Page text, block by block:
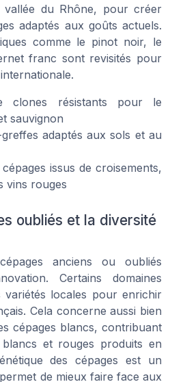
du Rhône, pour créer
adaptés aux goûts actuels.
comme le pinot noir, le
franc sont revisités pour
clones résistants pour le
sauvignon
adaptés aux sols et au
issus de croisements,
vins rouges
oubliés et la diversité
anciens ou oubliés
Certains domaines
variétés locales pour enrichir
Cela concerne aussi bien
cépages blancs, contribuant
et rouges produits en
des cépages est un
de mieux faire face aux